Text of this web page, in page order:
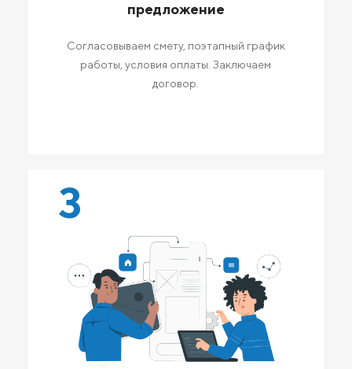
предложение
Согласовываем смету, поэтапный график
работы, условия оплаты. Заключаем
договор.
3